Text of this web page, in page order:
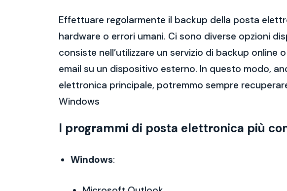
Effettuare regolarmente il backup della posta
hardware o errori umani. Ci sono diverse opzioni
consiste nell’utilizzare un servizio di backup
email su un dispositivo esterno. In questo modo,
elettronica principale, potremmo sempre
Windows
I programmi di posta elettronica più
Windows: